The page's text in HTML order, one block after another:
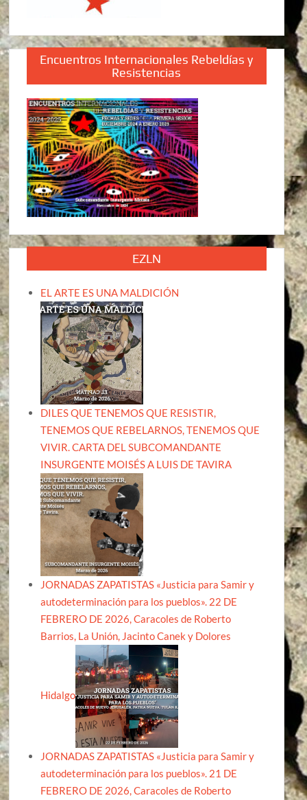
Encuentros Internacionales Rebeldías y
Resistencias
EZLN
EL ARTE ES UNA MALDICIÓN
DILES QUE TENEMOS QUE RESISTIR,
TENEMOS QUE REBELARNOS, TENEMOS QUE
VIVIR. CARTA DEL SUBCOMANDANTE
INSURGENTE MOISÉS A LUIS DE TAVIRA
JORNADAS ZAPATISTAS «Justicia para Samir y
autodeterminación para los pueblos». 22 DE
FEBRERO DE 2026, Caracoles de Roberto
Barrios, La Unión, Jacinto Canek y Dolores
Hidalgo
JORNADAS ZAPATISTAS «Justicia para Samir y
autodeterminación para los pueblos». 21 DE
FEBRERO DE 2026, Caracoles de Roberto